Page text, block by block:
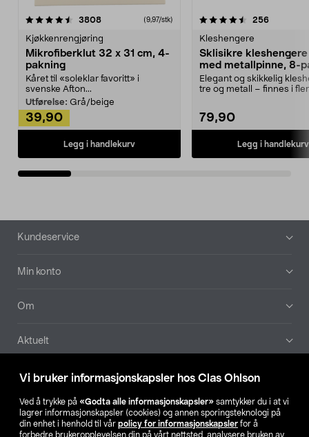
Vi bruker informasjonskapsler hos Clas Ohlson
Ved å trykke på «Godta alle informasjonskapsler» samtykker du i at vi
lagrer informasjonskapsler (cookies) og annen sporingsteknologi på
din enhet i henhold til vår policy for informasjonskapsler for å
forbedre brukeropplevelsen din på vårt nettsted, analysere bruken av
3808anmeldelser(9,97/stk)
Kjøkkenrengjøring
Mikrofiberklut 32 x 31 cm, 4-
pakning
Kåret til «soleklar favoritt» i
svenske Afton...
Utførelse: Grå/beige
39,90
Legg i handlekurv
4.5av 5 stjerner 256
Kleshengere
Sklisikre
med metallpinne, 8-
Elegant og skikkelig
tre og metall – finnes i
79,90
Legg i handlekurv
4.5av 5 stjerner
Bunntekst
Kundeservice
Min konto
Om
Aktuelt
Våre selskaper
Finn din butikk